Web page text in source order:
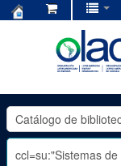
OLADE
-